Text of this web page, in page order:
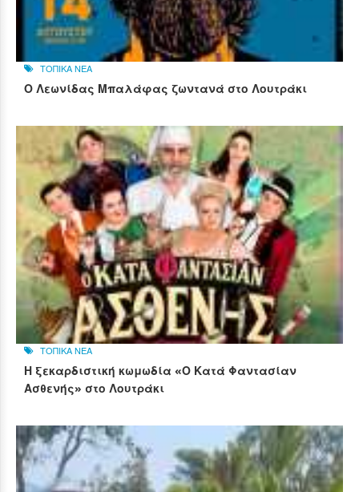
ΤΟΠΙΚΑ ΝΕΑ
Ο Λεωνίδας Μπαλάφας ζωντανά στο Λουτράκι
ΤΟΠΙΚΑ ΝΕΑ
Η ξεκαρδιστική κωμωδία «Ο Κατά Φαντασίαν
Ασθενής» στο Λουτράκι